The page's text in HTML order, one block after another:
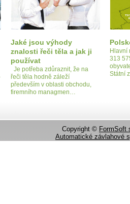
Jaké jsou výhody
znalosti řeči těla a jak ji
používat
Je potřeba zdůraznit, že na
řeči těla hodně záleží
především v oblasti obchodu,
firemního managmen…
Hlavní
313
Státní
Copyright © FormSoft
Automatické závlahové